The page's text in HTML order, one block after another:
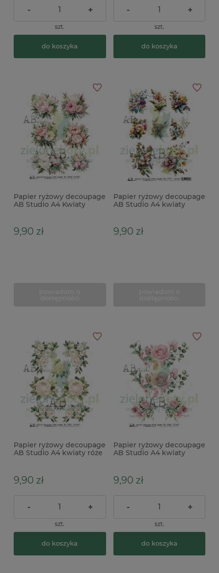
- +
szt.
do koszyka
- +
szt.
do koszyka
Papier ryżowy decoupage
AB Studio A4 Kwiaty
9,90 zł
Papier ryżowy decoupage
AB Studio A4 kwiaty
9,90 zł
Papier ryżowy decoupage
AB Studio A4 kwiaty róże
9,90 zł
- +
szt.
do koszyka
Papier ryżowy decoupage
AB Studio A4 kwiaty
9,90 zł
- +
szt.
do koszyka